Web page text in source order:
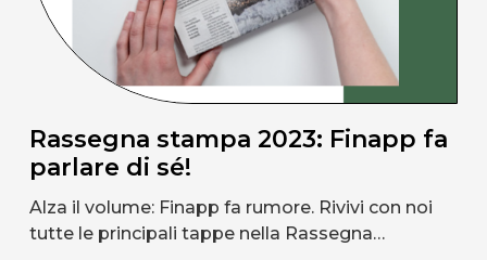
Rassegna stampa 2023: Finapp fa
parlare di sé!
Alza il volume: Finapp fa rumore. Rivivi con noi
tutte le principali tappe nella Rassegna…